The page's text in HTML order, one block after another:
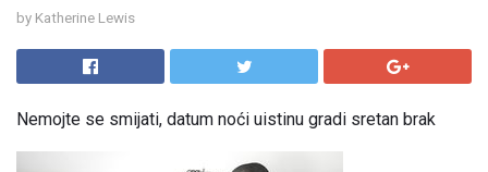
by Katherine Lewis
Nemojte se smijati, datum noći uistinu gradi sretan brak